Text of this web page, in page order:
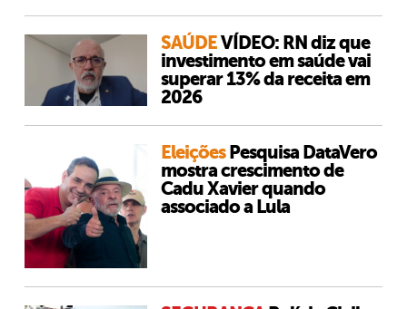
SAÚDEVÍDEO: RN diz que
investimento em saúde vai
superar 13% da receita em
2026
Eleições Pesquisa DataVero
mostra crescimento de
Cadu Xavier quando
associado a Lula